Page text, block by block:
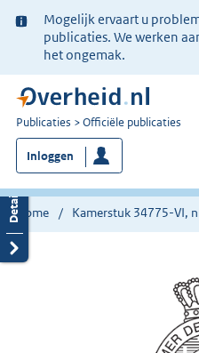
Ter
informatie:
Mogelijk ervaart u
publicaties. We werken
het ongemak.
U
bent
nu
hier:
Publicaties Officiële publicaties
Inloggen
Home Kamerstuk 34775-VI,